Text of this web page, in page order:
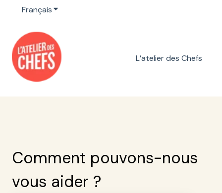
FrançaisAfficher le sous-menu pour les traductions
L’atelier des Chefs
Comment pouvons-nous
vous aider ?